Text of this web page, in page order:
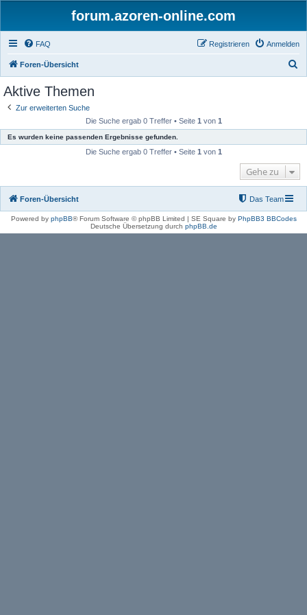
forum.azoren-online.com
FAQ Anmelden
Registrieren
Foren-Übersicht
e
Aktive Themen
Zur erweiterten Suche
Die Suche ergab 0 Treffer • Seite 1 von 1
Es wurden keine passenden Ergebnisse gefunden.
Die Suche ergab 0 Treffer • Seite 1 von 1
Gehe zu
Foren-Übersicht Das Team
Powered by phpBB® Forum Software © phpBB Limited | SE Square by PhpBB3 BBCodes
Deutsche Übersetzung durch phpBB.de